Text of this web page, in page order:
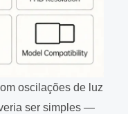
oscilações de luz
ser simples —